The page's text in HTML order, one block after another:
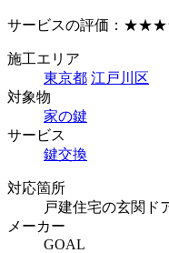
サービスの評価：
施工エリア
東京都 江戸川区
対象物
家の鍵
サービス
鍵交換
対応箇所
戸建住宅の玄関ド
メーカー
GOAL